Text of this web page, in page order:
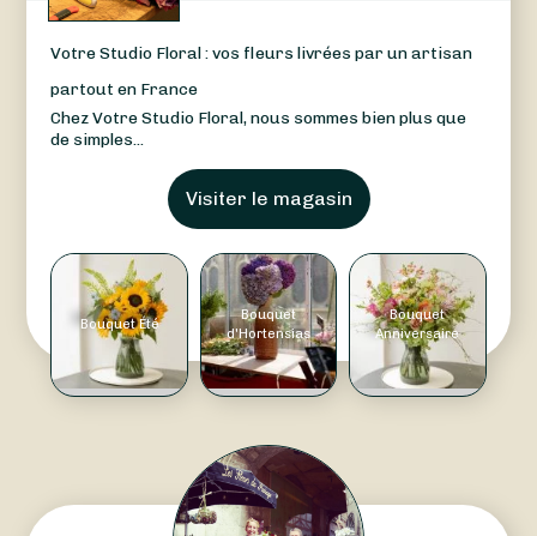
Votre Studio Floral : vos fleurs livrées par un artisan
partout en France
Chez Votre Studio Floral, nous sommes bien plus que
de simples...
Visiter le magasin
Bouquet Été
Bouquet
d'Hortensias
Bouquet
Anniversaire